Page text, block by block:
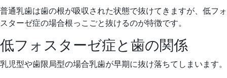
普通乳歯は歯の根が吸収された状態で抜けてきますが、低フォ
スターゼ症の場合根っこごと抜けるのが特徴です。
低フォスターゼ症と歯の関係
乳児型や歯限局型の場合乳歯が早期に抜け落ちてしまいます。